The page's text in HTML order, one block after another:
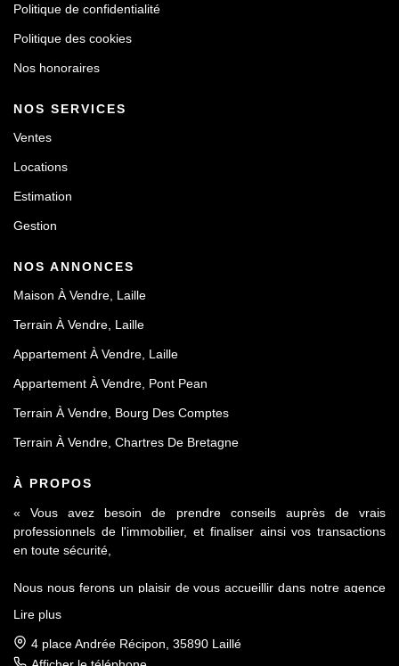
Politique de confidentialité
Politique des cookies
Nos honoraires
NOS SERVICES
Ventes
Locations
Estimation
Gestion
NOS ANNONCES
Maison À Vendre, Laille
Terrain À Vendre, Laille
Appartement À Vendre, Laille
Appartement À Vendre, Pont Pean
Terrain À Vendre, Bourg Des Comptes
Terrain À Vendre, Chartres De Bretagne
À PROPOS
« Vous avez besoin de prendre conseils auprès de vrais
professionnels de l'immobilier, et finaliser ainsi vos transactions
en toute sécurité,
Nous nous ferons un plaisir de vous accueillir dans notre agence
sur l'axe Rennes-Nantes.
Réputés pour notre sérieux et notre déontologie, membre de la
Lire plus
4 place Andrée Récipon, 35890 Laillé